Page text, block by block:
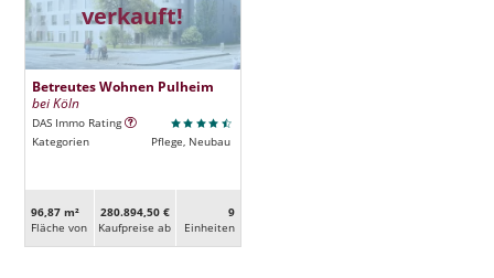
verkauft!
Betreutes Wohnen Pulheim
bei Köln
DAS Immo Rating
Kategorien
Pflege, Neubau
96,87 m²
Fläche von
280.894,50 €
Kaufpreise ab
9
Ein­heiten